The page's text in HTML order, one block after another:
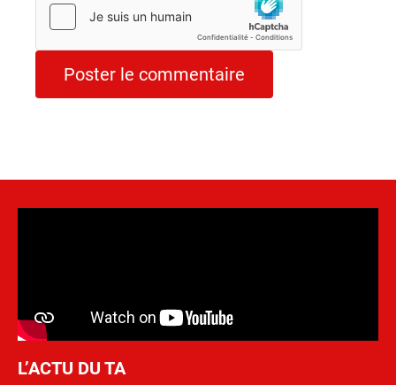
L’ACTU DU TA